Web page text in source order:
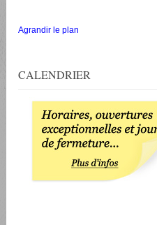
Agrandir le plan
CALENDRIER